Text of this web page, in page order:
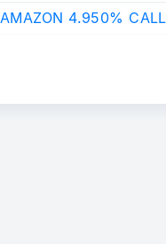
AMAZON 4.950% CALL